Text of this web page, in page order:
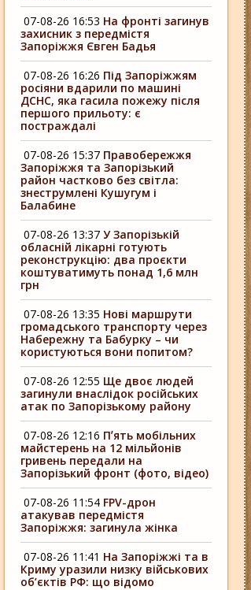
07-08-26 16:53 На фронті загинув
захисник з передмістя
Запоріжжя Євген Бадья
07-08-26 16:26 Під Запоріжжям
росіяни вдарили по машині
ДСНС, яка гасила пожежу після
першого прильоту: є
постраждалі
07-08-26 15:37 Правобережжя
Запоріжжя та Запорізький
район частково без світла:
знеструмлені Кушугум і
Балабине
07-08-26 13:37 У Запорізькій
обласній лікарні готують
реконструкцію: два проєкти
коштуватимуть понад 1,6 млн
грн
07-08-26 13:35 Нові маршрути
громадського транспорту через
Набережну та Бабурку – чи
користуються вони попитом?
07-08-26 12:55 Ще двоє людей
загинули внаслідок російських
атак по Запорізькому району
07-08-26 12:16 Пʼять мобільних
майстерень на 12 мільйонів
гривень передали на
Запорізький фронт (фото, відео)
07-08-26 11:54 FPV-дрон
атакував передмістя
Запоріжжя: загинула жінка
07-08-26 11:41 На Запоріжжі та в
Криму уразили низку військових
об’єктів РФ: що відомо